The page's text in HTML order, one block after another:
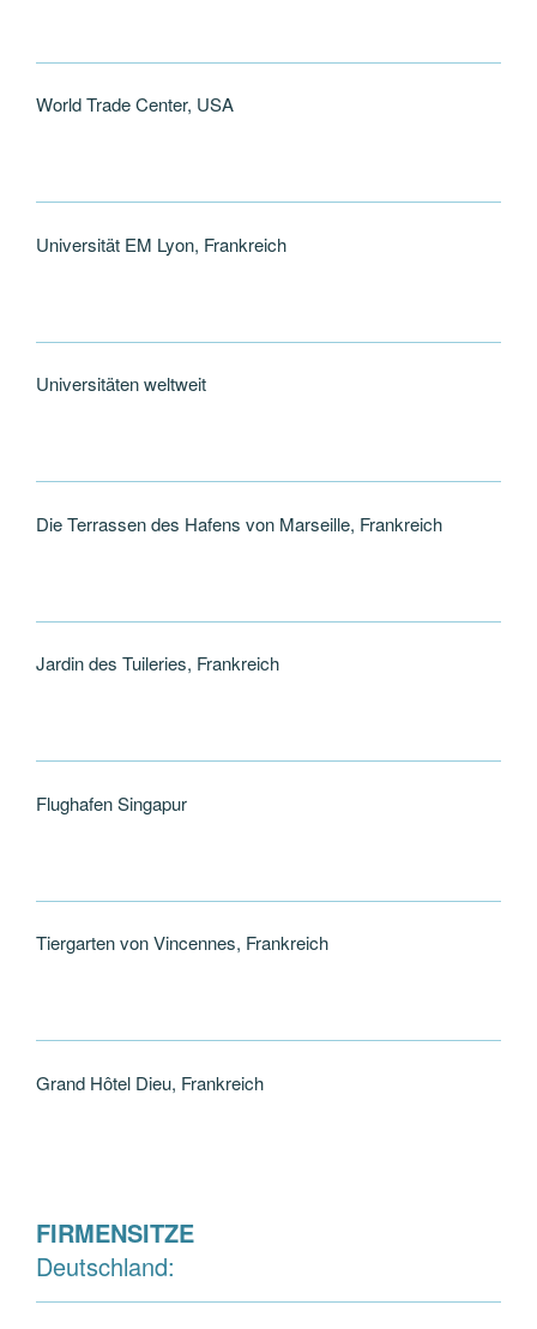
World Trade Center, USA
Universität EM Lyon, Frankreich
Universitäten weltweit
Die Terrassen des Hafens von Marseille, Frankreich
Jardin des Tuileries, Frankreich
Flughafen Singapur
Tiergarten von Vincennes, Frankreich
Grand Hôtel Dieu, Frankreich
FIRMENSITZE
Deutschland: